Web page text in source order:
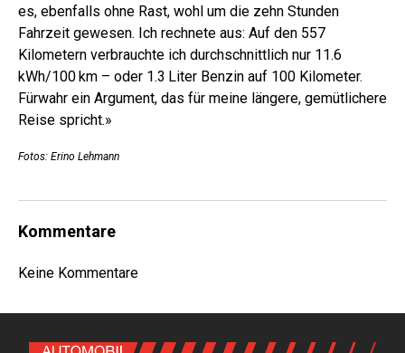
es, ebenfalls ohne Rast, wohl um die zehn Stunden
Fahrzeit gewesen. Ich rechnete aus: Auf den 557
Kilometern verbrauchte ich durchschnittlich nur 11.6
kWh/100 km – oder 1.3 Liter Benzin auf 100 Kilometer.
Fürwahr ein Argument, das für meine längere, gemütlichere
Reise spricht.»
Fotos: Erino Lehmann
Kommentare
Keine Kommentare